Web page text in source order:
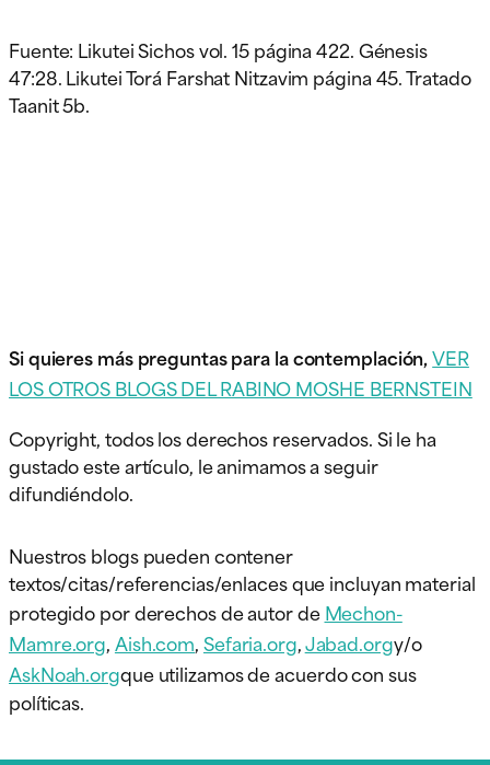
Fuente: Likutei Sichos vol. 15 página 422. Génesis
47:28. Likutei Torá Farshat Nitzavim página 45. Tratado
Taanit 5b.
Si quieres más preguntas para la contemplación,VER
LOS OTROS BLOGS DEL RABINO MOSHE BERNSTEIN
Copyright, todos los derechos reservados. Si le ha
gustado este artículo, le animamos a seguir
difundiéndolo.
Nuestros blogs pueden contener
textos/citas/referencias/enlaces que incluyan material
protegido por derechos de autor deMechon-
Mamre.org,Aish.com,Sefaria.org,Jabad.orgy/o
AskNoah.orgque utilizamos de acuerdo con sus
políticas.